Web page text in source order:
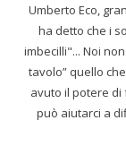
Umberto Eco,
ha detto che i
imbecilli"... Noi
tavolo” quello
avuto il potere
può aiutarci a